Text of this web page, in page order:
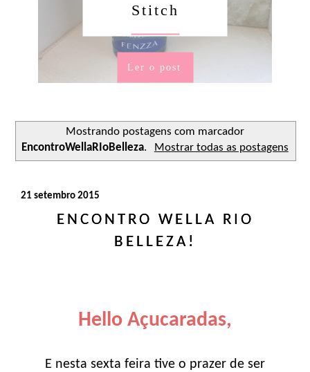
Stitch
Ler o post
Mostrando postagens com marcador
EncontroWellaRIoBelleza. Mostrar todas as postagens
21 setembro 2015
ENCONTRO WELLA RIO
BELLEZA!
Hello Açucaradas,
E nesta sexta feira tive o prazer de ser